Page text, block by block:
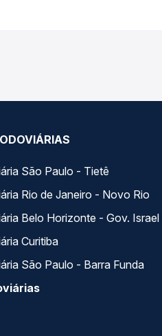
e garante a melhor oferta
São Paulo - Tietê
Rio de Janeiro - Novo Rio
Belo Horizonte - Gov.
Curitiba
São Paulo - Barra Funda